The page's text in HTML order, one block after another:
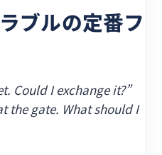
ブルの定番フ
Could I exchange it?”
the gate. What should I